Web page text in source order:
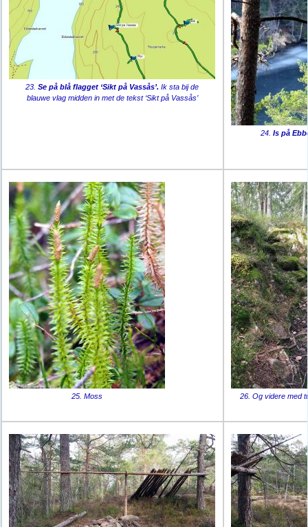
23.Se på blå flagget ‘Sikt på Vassås’. Ik sta bij de
blauwe vlag midden in met de tekst ‘Sikt på Vassås’
24.Is på
25. Moss 26. Og videre med